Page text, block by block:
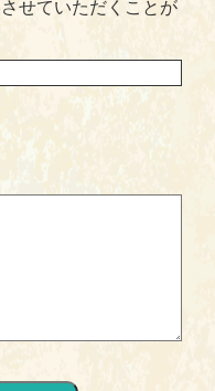
せていただくことが